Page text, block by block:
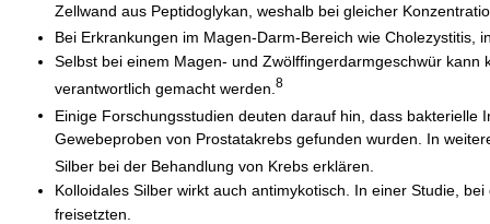
Zellwand aus Peptidoglykan, weshalb bei gleicher
Bei Erkrankungen im Magen-Darm-Bereich wie Cholezystitis,
Selbst bei einem Magen- und Zwölffingerdarmgeschwür
verantwortlich gemacht werden. 8
Einige Forschungsstudien deuten darauf hin, dass
Gewebeproben von Prostata­krebs gefunden wurden. In
Silber bei der Behandlung von Krebs erklären.
Kolloidales Silber wirkt auch antimykotisch. In einer Studie,
freisetzten.